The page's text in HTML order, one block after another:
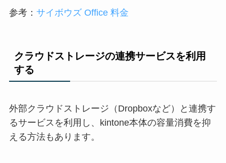
参考： サイボウズ Office 料金
クラウドストレージの連携サービスを利用
する
外部クラウドストレージ（Dropboxなど）と連携す
るサービスを利用し、kintone本体の容量消費を抑
える方法もあります。